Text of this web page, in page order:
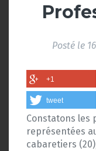
Posté le
+1
tweet
Constatons les
représentées
cabaretiers